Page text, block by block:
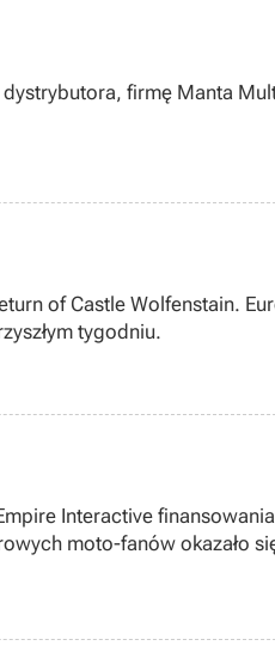
firmę Manta
of Castle Wolfenstain.
tygodniu.
Interactive
moto-fanów okazało